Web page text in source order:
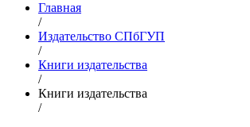
Главная
/
Издательство СПбГУП
/
Книги издательства
/
Книги издательства
/